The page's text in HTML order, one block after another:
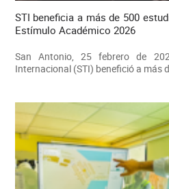
STI beneficia a más de 500
Estímulo Académico 2026
San Antonio, 25 febrero de
Internacional (STI) benefició a más